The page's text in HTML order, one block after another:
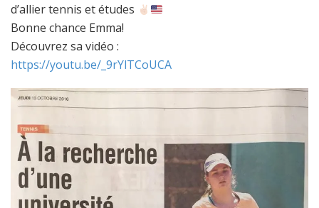
d’allier tennis et études
Bonne chance Emma!
Découvrez sa vidéo :
https://youtu.be/_9rYlTCoUCA